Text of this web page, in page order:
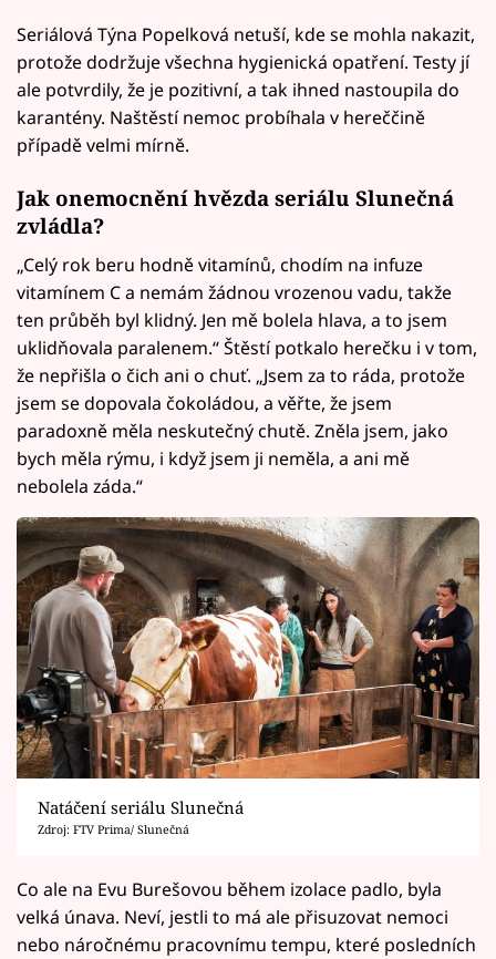
Seriálová Týna Popelková netuší, kde se mohla nakazit,
protože dodržuje všechna hygienická opatření. Testy jí
ale potvrdily, že je pozitivní, a tak ihned nastoupila do
karantény. Naštěstí nemoc probíhala v hereččině
případě velmi mírně.
Jak onemocnění hvězda seriálu Slunečná
zvládla?
„Celý rok beru hodně vitamínů, chodím na infuze
vitamínem C a nemám žádnou vrozenou vadu, takže
ten průběh byl klidný. Jen mě bolela hlava, a to jsem
uklidňovala paralenem.“ Štěstí potkalo herečku i v tom,
že nepřišla o čich ani o chuť. „Jsem za to ráda, protože
jsem se dopovala čokoládou, a věřte, že jsem
paradoxně měla neskutečný chutě. Zněla jsem, jako
bych měla rýmu, i když jsem ji neměla, a ani mě
nebolela záda.“
Natáčení seriálu Slunečná
Zdroj: FTV Prima/ Slunečná
Co ale na Evu Burešovou během izolace padlo, byla
velká únava. Neví, jestli to má ale přisuzovat nemoci
nebo náročnému pracovnímu tempu, které posledních